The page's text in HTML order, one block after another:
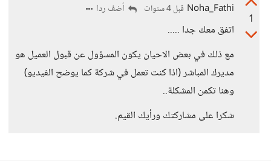
1
Noha_Fathi قبل 4 سنوات أضف ردا
اتفق معك جدا .....
مع ذلك في بعض الاحيان يكون المسؤول عن قبول العميل هو
مديرك المباشر (اذا كنت تعمل في شركة كما يوضح الفيديو)
وهنا تكمن المشكلة..
شكرا على مشاركتك ورأيك القيم.